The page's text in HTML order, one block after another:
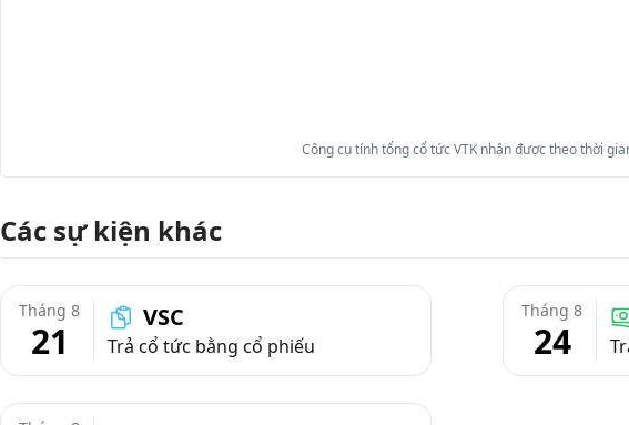
Công cụ tính tổng cổ tức VTK nhận được theo thời
Các sự kiện khác
Tháng 8
21
VSC
Trả cổ tức bằng cổ phiếu
Tháng 8
24